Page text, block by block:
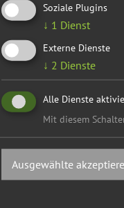
Soziale Plugins
↓ 1 Dienst
Externe Dienste
↓ 2 Dienste
Alle Dienste
Mit diesem
Ausgewählte